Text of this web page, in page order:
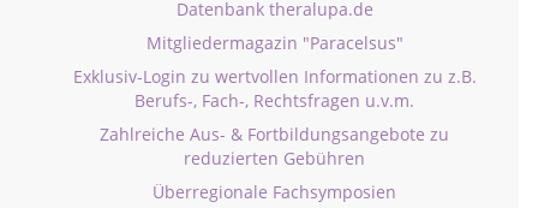
Datenbank theralupa.de
Mitgliedermagazin "Paracelsus"
Exklusiv-Login zu wertvollen Informationen zu z.B.
Berufs-, Fach-, Rechtsfragen u.v.m.
Zahlreiche Aus- & Fortbildungsangebote zu
reduzierten Gebühren
Überregionale Fachsymposien